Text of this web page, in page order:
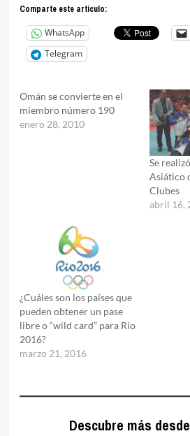
Comparte este articulo:
WhatsApp
Telegram
Omán se convierte en el
miembro número 190
enero 28, 2010
Se
Asiático
Clubes
abril 16,
¿Cuáles son los países que
pueden obtener un pase
libre o “wild card” para Río
2016?
marzo 21, 2016
Descubre más